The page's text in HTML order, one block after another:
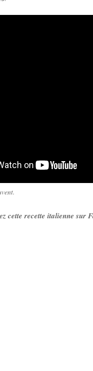
cette recette italienne sur